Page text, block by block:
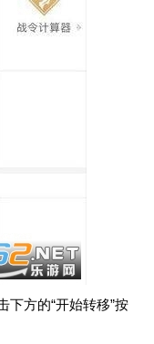
下方的“开始转移”按